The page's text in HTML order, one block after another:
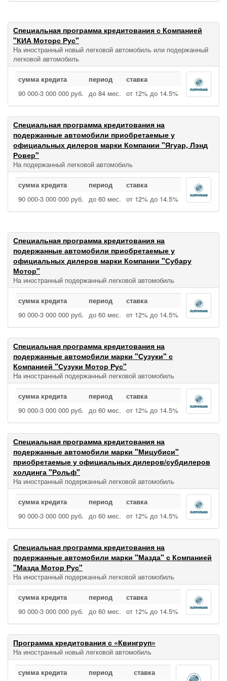
Специальная программа кредитования с Компанией
"КИА Моторс Рус"
На иностранный новый легковой автомобиль или подержанный
легковой автомобиль
сумма кредита период
ставка
90 000‑3 000 000 руб. до 84 мес. от 12% до 14.5%
Специальная программа кредитования на
подержанные автомобили приобретаемые у
официальных дилеров марки Компании "Ягуар, Лэнд
Ровер"
На подержанный легковой автомобиль
сумма кредита период
ставка
90 000‑3 000 000 руб. до 60 мес. от 12% до 14.5%
Специальная программа кредитования на
подержанные автомобили приобретаемые у
официальных дилеров марки Компании "Субару
Мотор"
На иностранный подержанный легковой автомобиль
сумма кредита период
ставка
90 000‑3 000 000 руб. до 60 мес. от 12% до 14.5%
Специальная программа кредитования на
подержанные автомобили марки "Сузуки" с
Компанией "Сузуки Мотор Рус"
На иностранный подержанный легковой автомобиль
сумма кредита период
ставка
90 000‑3 000 000 руб. до 60 мес. от 12% до 14.5%
Специальная программа кредитования на
подержанные автомобили марки "Мицубиси"
приобретаемые у официальных дилеров/субдилеров
холдинга "Рольф"
На иностранный подержанный легковой автомобиль
сумма кредита период
ставка
90 000‑3 000 000 руб. до 60 мес. от 12% до 14.5%
Специальная программа кредитования на
подержанные автомобили марки "Мазда" с Компанией
"Мазда Мотор Рус"
На иностранный подержанный легковой автомобиль
сумма кредита период
ставка
90 000‑3 000 000 руб. до 60 мес. от 12% до 14.5%
Программа кредитования с «Квингруп»
На иностранный новый легковой автомобиль
сумма кредита период ставка